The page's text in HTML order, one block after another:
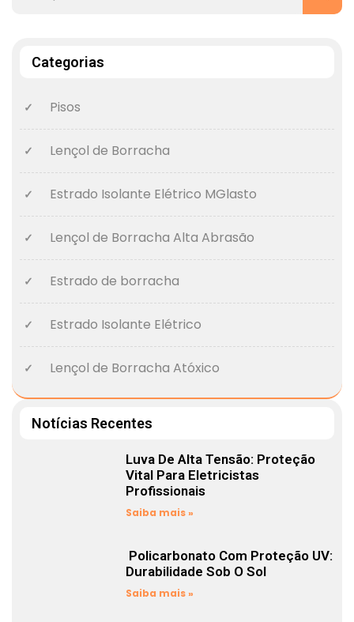
Categorias
Pisos
Lençol de Borracha
Estrado Isolante Elétrico MGlasto
Lençol de Borracha Alta Abrasão
Estrado de borracha
Estrado Isolante Elétrico
Lençol de Borracha Atóxico
Notícias Recentes
Luva De Alta Tensão: Proteção
Vital Para Eletricistas
Profissionais
Saiba mais »
Policarbonato Com Proteção UV:
Durabilidade Sob O Sol
Saiba mais »